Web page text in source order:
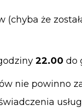
że
22.00 do
nie powinno